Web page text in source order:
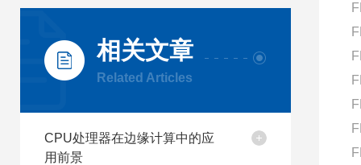
相关文章
Related Articles
CPU处理器在边缘计算中的应
用前景